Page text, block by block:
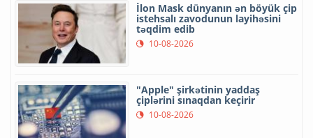
İlon Mask dünyanın ən böyük çip
istehsalı zavodunun layihəsini
təqdim edib
10-08-2026
"Apple" şirkətinin yaddaş
çiplərini sınaqdan keçirir
10-08-2026